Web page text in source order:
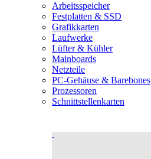
Arbeitsspeicher
Festplatten & SSD
Grafikkarten
Laufwerke
Lüfter & Kühler
Mainboards
Netzteile
PC-Gehäuse & Barebones
Prozessoren
Schnittstellenkarten